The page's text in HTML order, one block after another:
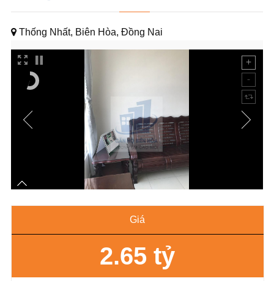
Thống Nhất, Biên Hòa, Đồng Nai
Giá
2.65 tỷ